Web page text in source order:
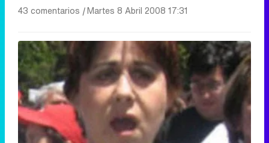
43 comentarios |Martes 8 Abril 2008 17:31